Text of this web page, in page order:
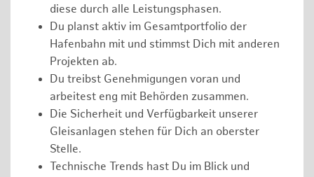
diese durch alle Leistungsphasen.
Du planst aktiv im Gesamtportfolio der
Hafenbahn mit und stimmst Dich mit anderen
Projekten ab.
Du treibst Genehmigungen voran und
arbeitest eng mit Behörden zusammen.
Die Sicherheit und Verfügbarkeit unserer
Gleisanlagen stehen für Dich an oberster
Stelle.
Technische Trends hast Du im Blick und